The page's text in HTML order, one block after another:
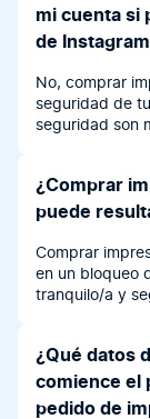
mi cuenta si
de
No, comprar
seguridad de
seguridad son
¿Comprar
puede
Comprar
en un bloqueo
tranquilo/a y
¿Qué datos
comience el
pedido de